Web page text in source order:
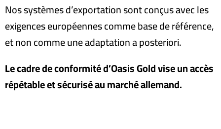
Nos systèmes d’exportation sont conçus avec les
exigences européennes comme base de référence,
et non comme une adaptation a posteriori.
Le cadre de conformité d’Oasis Gold vise un accès
répétable et sécurisé au marché allemand.